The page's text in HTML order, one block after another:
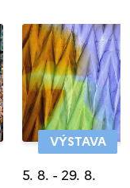
VÝSTAVA
5. 8. - 29. 8.